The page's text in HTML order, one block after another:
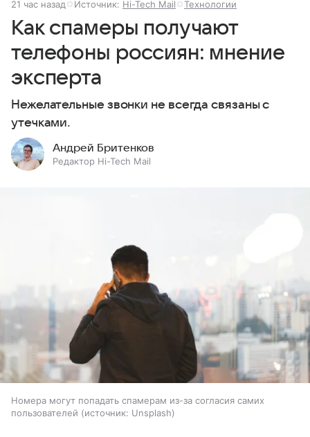
21 час назад Источник: Hi-Tech Mail Технологии
Как спамеры получают
телефоны россиян: мнение
эксперта
Нежелательные звонки не всегда связаны с
утечками.
Андрей Бритенков
Редактор Hi-Tech Mail
Номера могут попадать спамерам из-за согласия самих
пользователей
источник: Unsplash